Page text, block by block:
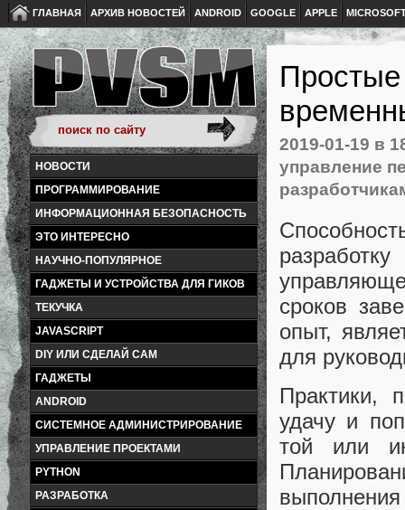
ГЛАВНАЯ АРХИВ НОВОСТЕЙ ANDROID GOOGLE APPLE
НОВОСТИ
ПРОГРАММИРОВАНИЕ
ИНФОРМАЦИОННАЯ БЕЗОПАСНОСТЬ
ЭТО ИНТЕРЕСНО
НАУЧНО-ПОПУЛЯРНОЕ
ГАДЖЕТЫ И УСТРОЙСТВА ДЛЯ ГИКОВ
ТЕКУЧКА
JAVASCRIPT
DIY ИЛИ СДЕЛАЙ САМ
ГАДЖЕТЫ
ANDROID
СИСТЕМНОЕ АДМИНИСТРИРОВАНИЕ
УПРАВЛЕНИЕ ПРОЕКТАМИ
PYTHON
РАЗРАБОТКА
Простые
2019-01-19 в
управление
сроков
опыт,
для
Практики,
удачу и
той или